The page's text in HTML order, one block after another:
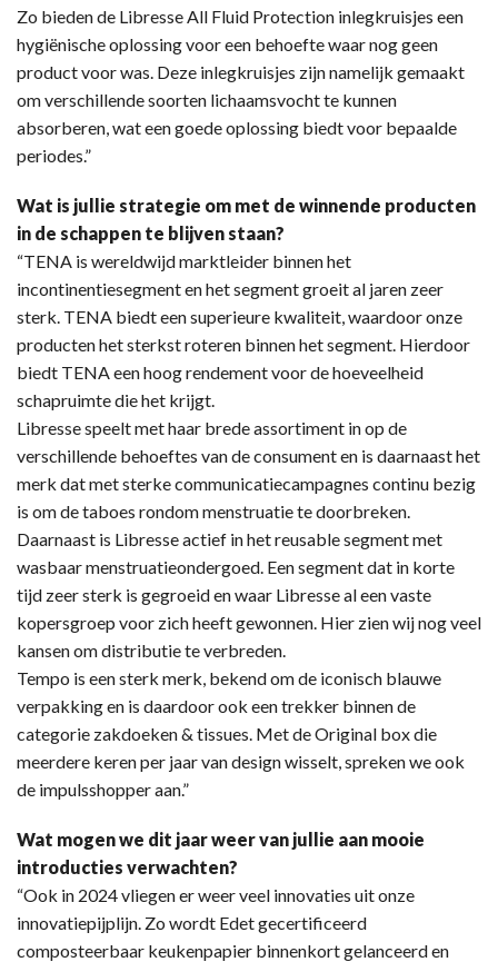
Zo bieden de Libresse All Fluid Protection inlegkruisjes een
hygiënische oplossing voor een behoefte waar nog geen
product voor was. Deze inlegkruisjes zijn namelijk gemaakt
om verschillende soorten lichaamsvocht te kunnen
absorberen, wat een goede oplossing biedt voor bepaalde
periodes.”
Wat is jullie strategie om met de winnende producten
in de schappen te blijven staan?
“TENA is wereldwijd marktleider binnen het
incontinentiesegment en het segment groeit al jaren zeer
sterk. TENA biedt een superieure kwaliteit, waardoor onze
producten het sterkst roteren binnen het segment. Hierdoor
biedt TENA een hoog rendement voor de hoeveelheid
schapruimte die het krijgt.
Libresse speelt met haar brede assortiment in op de
verschillende behoeftes van de consument en is daarnaast het
merk dat met sterke communicatiecampagnes continu bezig
is om de taboes rondom menstruatie te doorbreken.
Daarnaast is Libresse actief in het reusable segment met
wasbaar menstruatieondergoed. Een segment dat in korte
tijd zeer sterk is gegroeid en waar Libresse al een vaste
kopersgroep voor zich heeft gewonnen. Hier zien wij nog veel
kansen om distributie te verbreden.
Tempo is een sterk merk, bekend om de iconisch blauwe
verpakking en is daardoor ook een trekker binnen de
categorie zakdoeken & tissues. Met de Original box die
meerdere keren per jaar van design wisselt, spreken we ook
de impulsshopper aan.”
Wat mogen we dit jaar weer van jullie aan mooie
introducties verwachten?
“Ook in 2024 vliegen er weer veel innovaties uit onze
innovatiepijplijn. Zo wordt Edet gecertificeerd
composteerbaar keukenpapier binnenkort gelanceerd en